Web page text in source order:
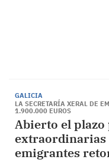
GALICIA
LA SECRETARÍA XERAL DE
1.900.000 EUROS
Abierto el
extraordinarias
emigrantes